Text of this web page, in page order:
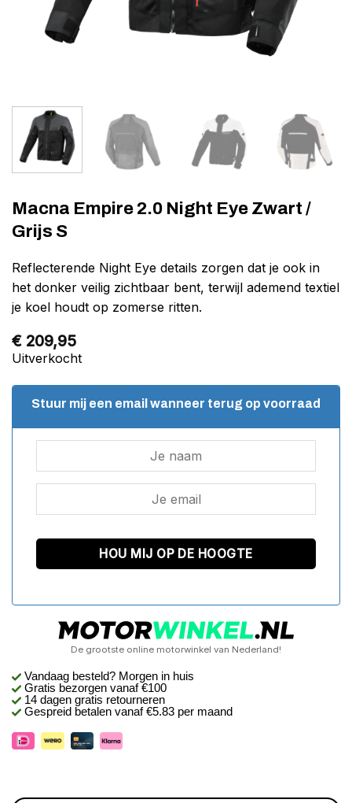
Macna Empire 2.0 Night Eye Zwart /
Grijs S
Reflecterende Night Eye details zorgen dat je ook in
het donker veilig zichtbaar bent, terwijl ademend textiel
je koel houdt op zomerse ritten.
€ 209,95
Uitverkocht
Stuur mij een email wanneer terug op voorraad
De grootste online motorwinkel van Nederland!
Vandaag besteld? Morgen in huis
Gratis bezorgen vanaf €100
14 dagen gratis retourneren
Gespreid betalen vanaf €5.83 per maand